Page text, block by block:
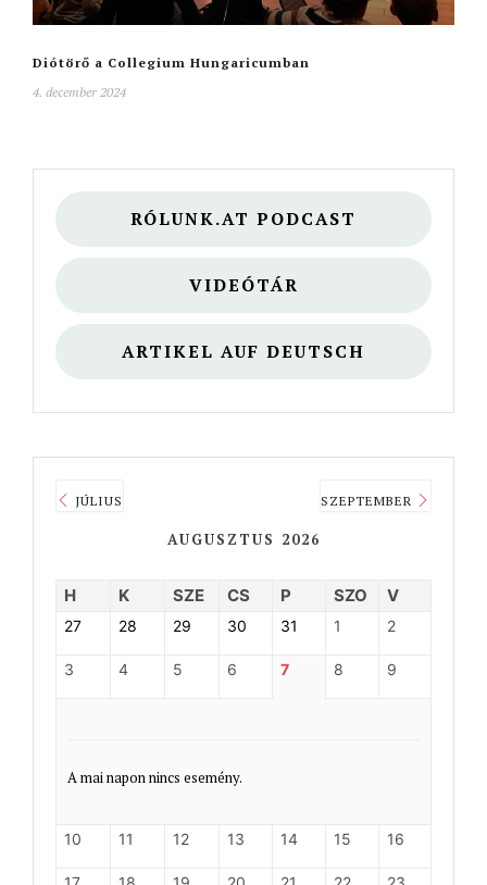
Diótörő a Collegium Hungaricumban
4. december 2024
RÓLUNK.AT PODCAST
VIDEÓTÁR
ARTIKEL AUF DEUTSCH
JÚLIUS
AUGUSZTUS 2026
SZEPTEMBER
H K SZE CS P SZO V
27 28 29 30 31 1 2
3 4 5 6 7 8 9
A mai napon nincs esemény.
10 11 12 13 14 15 16